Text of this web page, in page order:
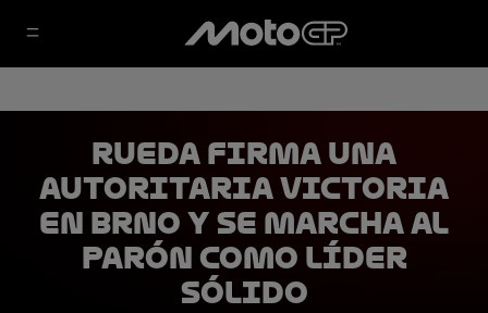
Rueda firma una
autoritaria victoria
en Brno y se marcha al
parón como líder
sólido